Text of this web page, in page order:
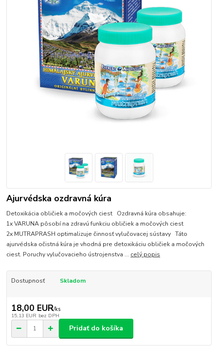
Ajurvédska ozdravná kúra
Detoxikácia obličiek a močových ciest Ozdravná kúra obsahuje:
1x VARUNA pôsobí na zdravú funkciu obličiek a močových ciest
2x MUTRAPRASH optimalizuje činnosť vylučovacej sústavy Táto
ajurvédska očistná kúra je vhodná pre detoxikáciu obličiek a močových
ciest. Poruchy vylučovacieho ústrojenstva ... celý popis
Dostupnosť Skladom
18,00 EUR/ks
15,13 EUR bez DPH
Pridať do košíka